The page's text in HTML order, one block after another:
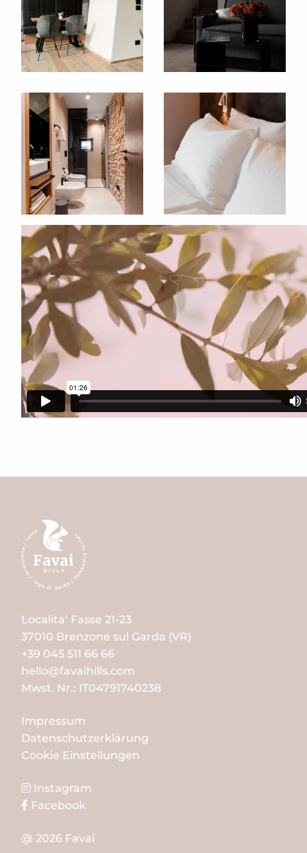
Localita‘ Fasse 21-23
37010 Brenzone sul Garda (VR)
+39 045 511 66 66
hello@favaihills.com
Mwst. Nr.: IT04791740238
Impressum
Datenschutzerklärung
Cookie Einstellungen
Instagram
Facebook
@ 2026 Favai